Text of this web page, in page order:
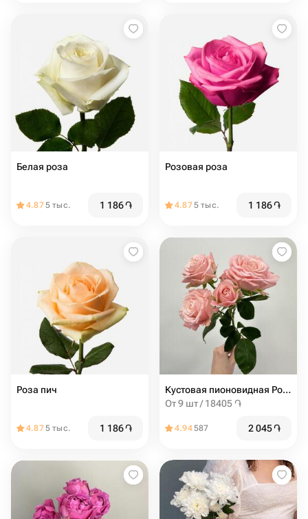
Белая роза
4.875 тыс. 1 186֏
Розовая роза
4.875 тыс. 1 186֏
Роза пич
4.875 тыс. 1 186֏
Кустовая пионовидная Роза мадам бомбастик от 9шт
От 9 шт / 18405 ֏
4.94587 2 045֏